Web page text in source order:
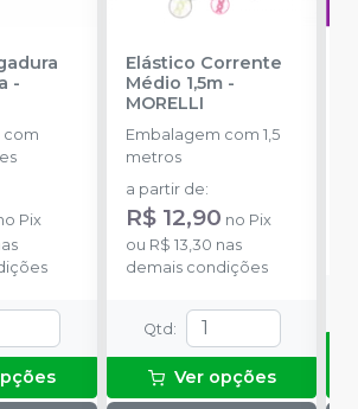
-
com
Pix
Elástico Corrente
Médio 1,5m-
MORELLI
Embalagem com 1,5
metros
a partir de:
R$ 12,90 no Pix
ou R$ 13,30 nas
demais condições
Qtd:
Ver opções